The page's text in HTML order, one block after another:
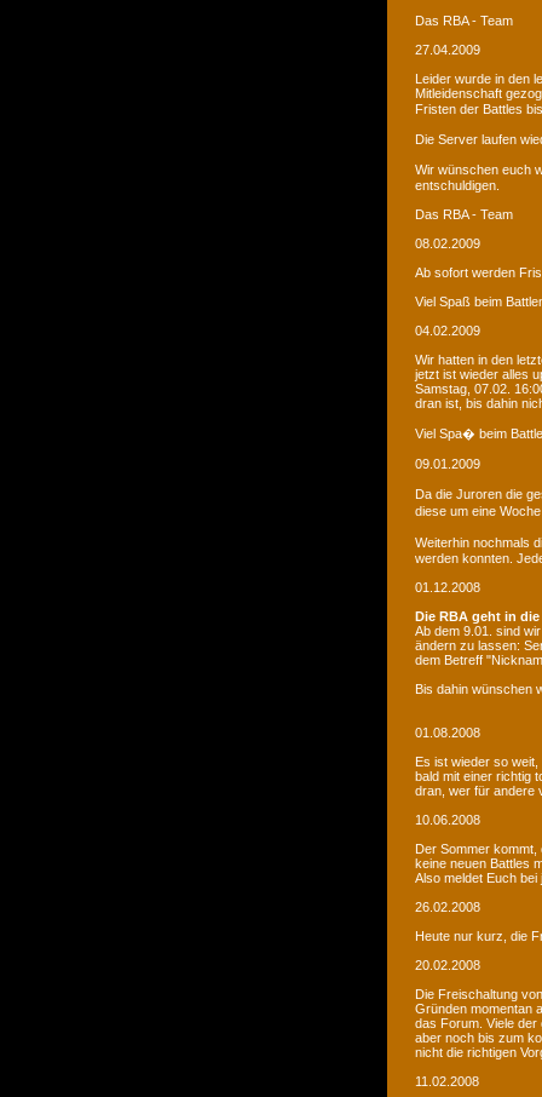
Das RBA - Team
27.04.2009
Leider wurde in den
Mitleidenschaft
Fristen der Battles
Die Server laufen
Wir wünschen euch
entschuldigen.
Das RBA - Team
08.02.2009
Ab sofort werden
Viel Spaß beim
04.02.2009
Wir hatten in den
jetzt ist wieder alles
Samstag, 07.02.
dran ist, bis dahin
Viel Spa� beim
09.01.2009
Da die Juroren die
diese um eine
Weiterhin nochmals
werden konnten.
01.12.2008
Die RBA geht in
Ab dem 9.01. sind
ändern zu lassen:
dem Betreff
Bis dahin wünschen
01.08.2008
Es ist wieder so weit,
bald mit einer richtig
dran, wer für andere
10.06.2008
Der Sommer kommt,
keine neuen Battles
Also meldet Euch
26.02.2008
Heute nur kurz, die
20.02.2008
Die Freischaltung
Gründen momentan
das Forum. Viele
aber noch bis zum
nicht die richtigen
11.02.2008